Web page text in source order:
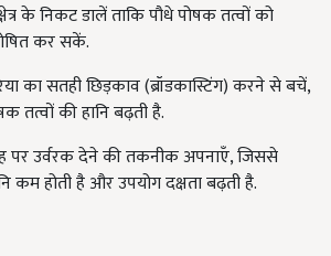
के निकट डालें ताकि पौधे पोषक तत्वों को
कर सकें.
का सतही छिड़काव (ब्रॉडकास्टिंग) करने से बचें,
तत्वों की हानि बढ़ती है.
पर उर्वरक देने की तकनीक अपनाएँ, जिससे
कम होती है और उपयोग दक्षता बढ़ती है.